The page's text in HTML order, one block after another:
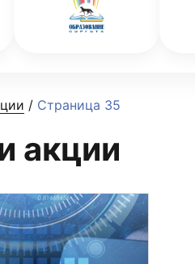
/ Страница 35
акции